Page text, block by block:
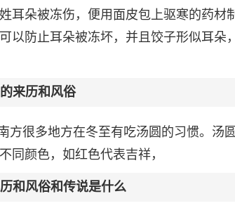
耳朵被冻伤，便用面皮包上驱寒的药材
以防止耳朵被冻坏，并且饺子形似耳朵
来历和风俗
方很多地方在冬至有吃汤圆的习惯。汤
同颜色，如红色代表吉祥，
和风俗和传说是什么